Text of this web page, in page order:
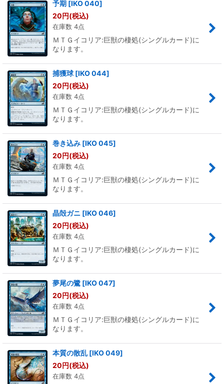
予期 [IKO 040]
20円(税込)
在庫数 4点
ＭＴＧイコリア:巨獣の棲処(シングルカード)に
なります。
捕獲球 [IKO 044]
20円(税込)
在庫数 4点
ＭＴＧイコリア:巨獣の棲処(シングルカード)に
なります。
巻き込み [IKO 045]
20円(税込)
在庫数 4点
ＭＴＧイコリア:巨獣の棲処(シングルカード)に
なります。
晶殻ガニ [IKO 046]
20円(税込)
在庫数 4点
ＭＴＧイコリア:巨獣の棲処(シングルカード)に
なります。
夢尾の鷺 [IKO 047]
20円(税込)
在庫数 4点
ＭＴＧイコリア:巨獣の棲処(シングルカード)に
なります。
本質の散乱 [IKO 049]
20円(税込)
在庫数 4点